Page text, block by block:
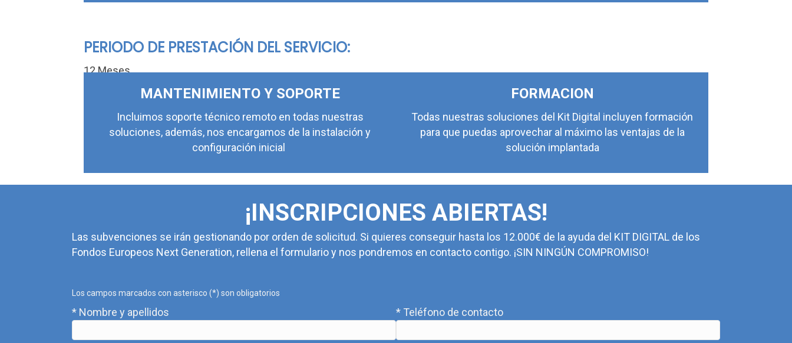
PERIODO DE PRESTACIÓN DEL SERVICIO:
12 Meses
MANTENIMIENTO Y SOPORTE
Incluimos soporte técnico remoto en todas nuestras
soluciones, además, nos encargamos de la instalación y
configuración inicial
FORMACION
Todas nuestras soluciones del Kit Digital incluyen formación
para que puedas aprovechar al máximo las ventajas de la
solución implantada
¡INSCRIPCIONES ABIERTAS!
Las subvenciones se irán gestionando por orden de solicitud. Si quieres conseguir hasta los 12.000€ de la ayuda del KIT DIGITAL de los
Fondos Europeos Next Generation, rellena el formulario y nos pondremos en contacto contigo. ¡SIN NINGÚN COMPROMISO!
Los campos marcados con asterisco (*) son obligatorios
* Nombre y apellidos * Teléfono de contacto